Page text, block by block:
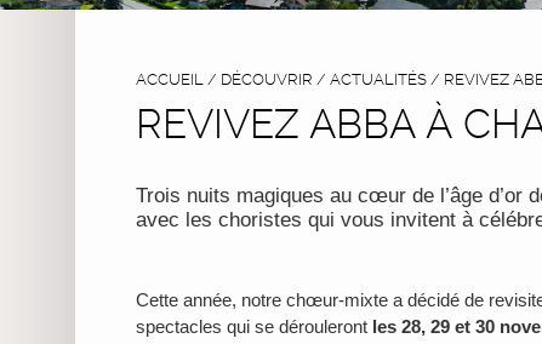
ACCUEIL / DÉCOUVRIR / ACTUALITÉS / REVIVEZ
REVIVEZ ABBA À
Trois nuits magiques au cœur de l’âge d’or
avec les choristes qui vous invitent à
Cette année, notre chœur-mixte a décidé de
spectacles qui se dérouleront les 28, 29 et 30